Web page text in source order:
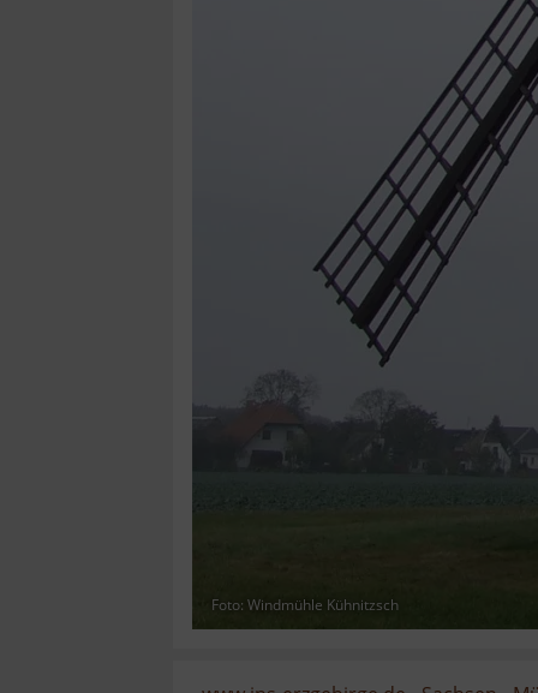
Foto: Windmühle Kühnitzsch